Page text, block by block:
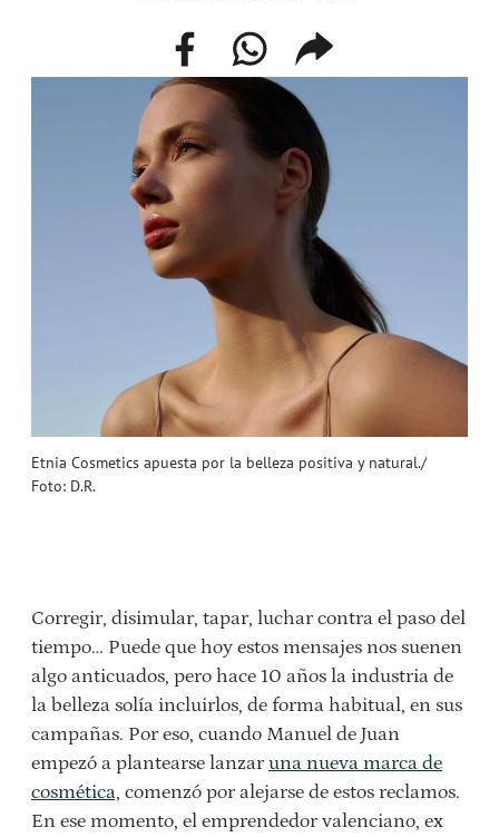
Etnia Cosmetics apuesta por la belleza positiva y natural./
Foto: D.R.
facebookwhatsappcompartir
enlace
Corregir, disimular, tapar, luchar contra el paso del
tiempo… Puede que hoy estos mensajes nos suenen
algo anticuados, pero hace 10 años la industria de
la belleza solía incluirlos, de forma habitual, en sus
campañas. Por eso, cuando Manuel de Juan
empezó a plantearse lanzaruna nueva marca de
cosmética, comenzó por alejarse de estos reclamos.
En ese momento, el emprendedor valenciano, ex